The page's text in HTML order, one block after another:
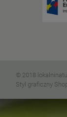
© 2018
Styl graficzny